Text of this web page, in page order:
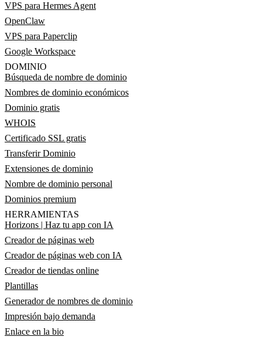
VPS para Hermes Agent
OpenClaw
VPS para Paperclip
Google Workspace
DOMINIO
Búsqueda de nombre de dominio
Nombres de dominio económicos
Dominio gratis
WHOIS
Certificado SSL gratis
Transferir Dominio
Extensiones de dominio
Nombre de dominio personal
Dominios premium
HERRAMIENTAS
Horizons | Haz tu app con IA
Creador de páginas web
Creador de páginas web con IA
Creador de tiendas online
Plantillas
Generador de nombres de dominio
Impresión bajo demanda
Enlace en la bio